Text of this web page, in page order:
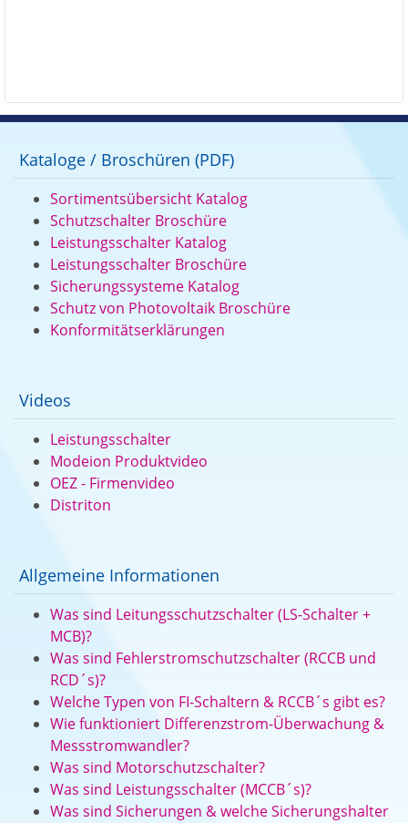
Kataloge / Broschüren (PDF)
Sortimentsübersicht Katalog
Schutzschalter Broschüre
Leistungsschalter Katalog
Leistungsschalter Broschüre
Sicherungssysteme Katalog
Schutz von Photovoltaik Broschüre
Konformitätserklärungen
Videos
Leistungsschalter
Modeion Produktvideo
OEZ - Firmenvideo
Distriton
Allgemeine Informationen
Was sind Leitungsschutzschalter (LS-Schalter +
MCB)?
Was sind Fehlerstromschutzschalter (RCCB und
RCD´s)?
Welche Typen von FI-Schaltern & RCCB´s gibt es?
Wie funktioniert Differenzstrom-Überwachung &
Messstromwandler?
Was sind Motorschutzschalter?
Was sind Leistungsschalter (MCCB´s)?
Was sind Sicherungen & welche Sicherungshalter